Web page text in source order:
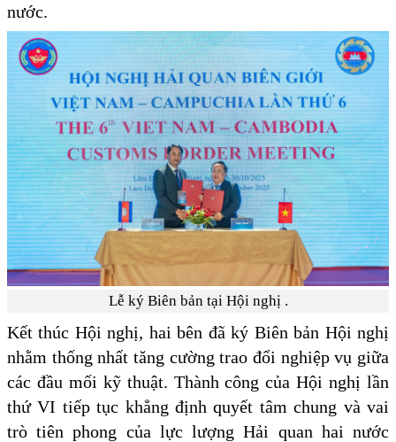
nước.
Lễ ký Biên bản tại Hội nghị .
Kết thúc Hội nghị, hai bên đã ký Biên bản Hội nghị
nhằm thống nhất tăng cường trao đổi nghiệp vụ giữa
các đầu mối kỹ thuật. Thành công của Hội nghị lần
thứ VI tiếp tục khẳng định quyết tâm chung và vai
trò tiên phong của lực lượng Hải quan hai nước